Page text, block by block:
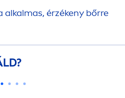
alkalmas, érzékeny bőrre